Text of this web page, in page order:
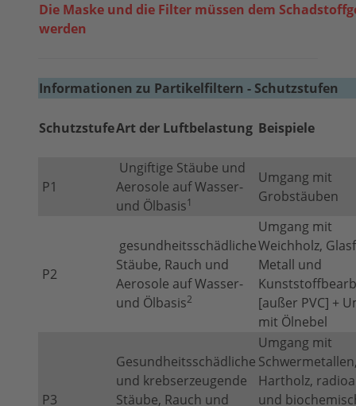
Die Maske und die Filter müssen dem
werden
Informationen zu Partikelfiltern - Schutzstufen
SchutzstufeArt der Luftbelastung Beispiele
P1
Ungiftige Stäube und
Aerosole auf Wasser-
und Ölbasis1
Umgang mit
Grobstäuben
P2
gesundheitsschädliche
Stäube, Rauch und
Aerosole auf Wasser-
und Ölbasis2
Umgang mit
Weichholz,
Metall und
[außer PVC] +
mit Ölnebel
P3
Gesundheitsschädliche
und krebserzeugende
Stäube, Rauch und
Umgang mit
Hartholz,
und